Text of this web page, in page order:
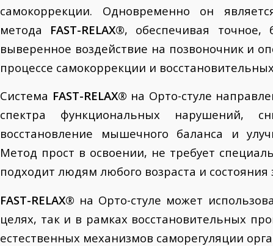
самокоррекции. Одновременно он
метода FAST-RELAX®, обеспечивая точное,
выверенное воздействие на позвоночник и
процессе самокоррекции и
Система FAST-RELAX® на Орто-стуле
спектра функциональных нарушений,
восстановление мышечного баланса и
Метод прост в освоении, не требует
подходит людям любого возраста и состояния
FAST-RELAX® на Орто-стуле может
целях, так и в рамках восстановительных
естественных механизмов саморегуляции